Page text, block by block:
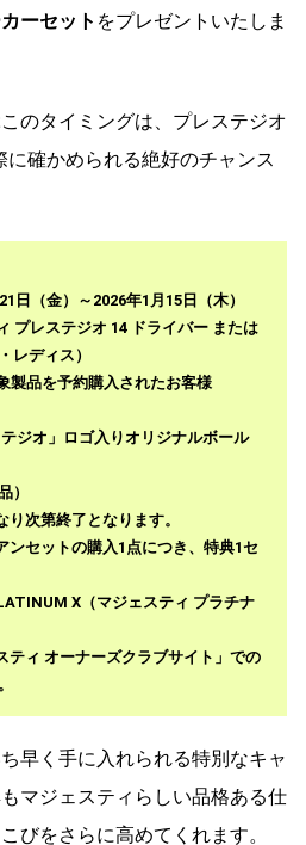
ーセット をプレゼントいたしま
のタイミングは、プレステジオ
確かめられる絶好のチャンス
日（金）～2026年1月15日（木）
プレステジオ 14 ドライバー または
レディス）
製品を予約購入されたお客様
ジオ」ロゴ入りオリジナルボール
）
次第終了となります。
ンセットの購入1点につき、特典1セ
X（マジェスティ プラチナ
ティ オーナーズクラブサイト」での
早く手に入れられる特別なキャ
マジェスティらしい品格ある仕
びをさらに高めてくれます。